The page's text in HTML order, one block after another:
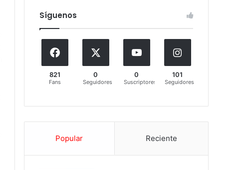
Síguenos
821
Fans
0
Seguidores
0
Suscriptores
101
Seguidores
Popular Reciente